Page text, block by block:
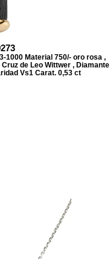
1000 Material 750/- oro rosa ,
de Leo Wittwer , Diamante
Vs1 Carat. 0,53 ct